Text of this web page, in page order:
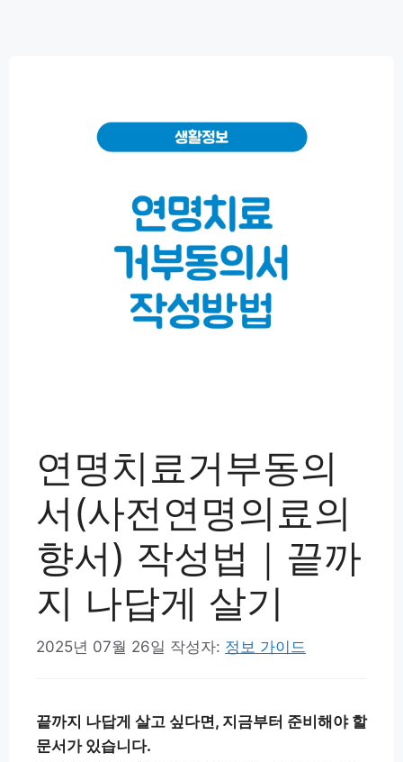
연명치료거부동의
서(사전연명의료의
향서) 작성법｜끝까
지 나답게 살기
2025년 07월 26일 작성자: 정보 가이드
끝까지 나답게 살고 싶다면, 지금부터 준비해야 할
문서가 있습니다.